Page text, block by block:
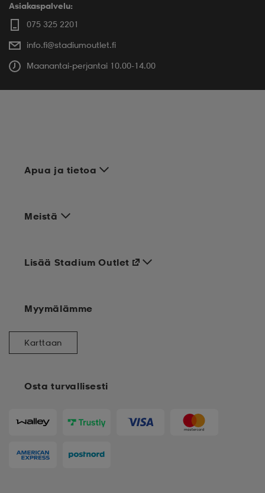
Asiakaspalvelu:
075 325 2201
info.fi@stadiumoutlet.fi
Maanantai-perjantai 10.00-14.00
Apua ja tietoa
Meistä
Osta turvallisesti
Lisää Stadium Outlet
Myymälämme
Karttaan